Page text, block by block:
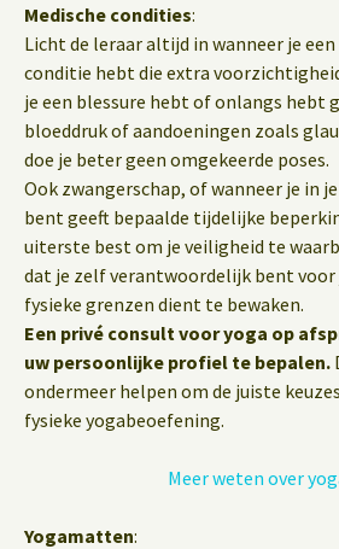
Medische condities:
Licht de leraar altijd in wanneer je
conditie hebt die extra
je een blessure hebt of onlangs hebt
bloeddruk of aandoeningen zoals
doe je beter geen omgekeerde poses.
Ook zwangerschap, of wanneer je in
bent geeft bepaalde tijdelijke
uiterste best om je veiligheid te
dat je zelf verantwoordelijk bent voor
fysieke grenzen dient te bewaken.
Een privé consult voor yoga op
uw persoonlijke profiel te bepalen.
ondermeer helpen om de juiste
fysieke yogabeoefening.
Meer weten over
Yogamatten: